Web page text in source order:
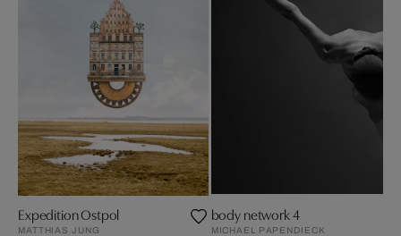
Expedition Ostpol
MATTHIAS JUNG
body network 4
MICHAEL PAPENDIECK